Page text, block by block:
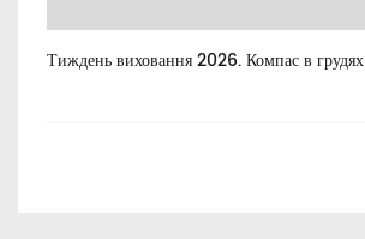
Тиждень виховання 2026. Компас в грудях